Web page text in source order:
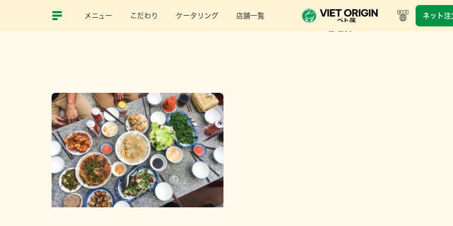
メニュー こだわり ケータリング 店舗一覧 ネット注
bun